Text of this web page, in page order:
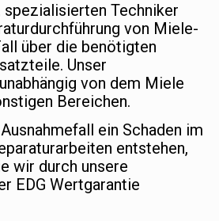
spezialisierten Techniker
von Miele-
über die benötigten
Unser
von dem Miele
Bereichen.
ein Schaden im
entstehen,
wir durch unsere
EDG Wertgarantie